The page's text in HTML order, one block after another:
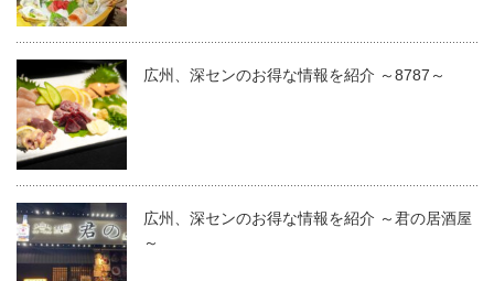
広州、深センのお得な情報を紹介 ～8787～
広州、深センのお得な情報を紹介 ～君の居酒屋
～